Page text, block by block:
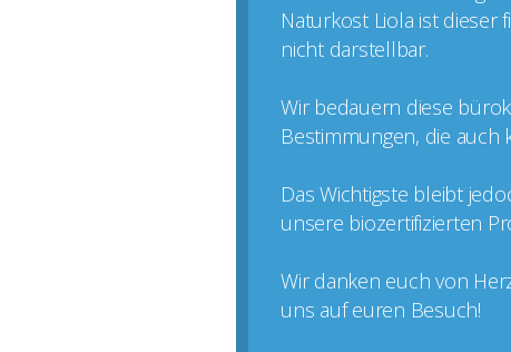
Naturkost Liola ist dieser
nicht darstellbar.
Wir bedauern diese
Bestimmungen, die auch
Das Wichtigste bleibt
unsere biozertifizierten
Wir danken euch von
uns auf euren Besuch!